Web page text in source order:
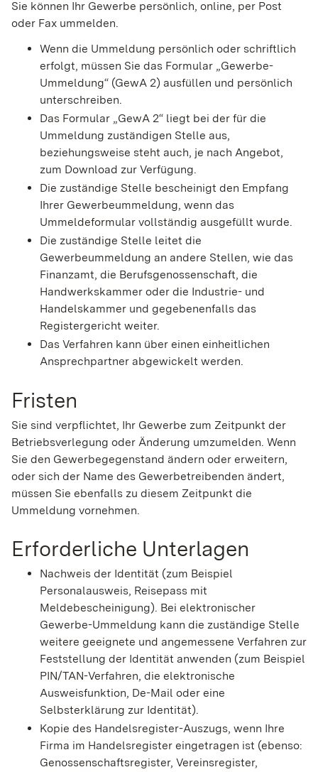
Sie können Ihr Gewerbe persönlich, online, per Post
oder Fax ummelden.
Wenn die Ummeldung persönlich oder schriftlich
erfolgt, müssen Sie das Formular „Gewerbe-
Ummeldung“ (GewA 2) ausfüllen und persönlich
unterschreiben.
Das Formular „GewA 2“ liegt bei der für die
Ummeldung zuständigen Stelle aus,
beziehungsweise steht auch, je nach Angebot,
zum Download zur Verfügung.
Die zuständige Stelle bescheinigt den Empfang
Ihrer Gewerbeummeldung, wenn das
Ummeldeformular vollständig ausgefüllt wurde.
Die zuständige Stelle leitet die
Gewerbeummeldung an andere Stellen, wie das
Finanzamt, die Berufsgenossenschaft, die
Handwerkskammer oder die Industrie- und
Handelskammer und gegebenenfalls das
Registergericht weiter.
Das Verfahren kann über einen einheitlichen
Ansprechpartner abgewickelt werden.
Fristen
Sie sind verpflichtet, Ihr Gewerbe zum Zeitpunkt der
Betriebsverlegung oder Änderung umzumelden. Wenn
Sie den Gewerbegegenstand ändern oder erweitern,
oder sich der Name des Gewerbetreibenden ändert,
müssen Sie ebenfalls zu diesem Zeitpunkt die
Ummeldung vornehmen.
Erforderliche Unterlagen
Nachweis der Identität (zum Beispiel
Personalausweis, Reisepass mit
Meldebescheinigung). Bei elektronischer
Gewerbe-Ummeldung kann die zuständige Stelle
weitere geeignete und angemessene Verfahren zur
Feststellung der Identität anwenden (zum Beispiel
PIN/TAN-Verfahren, die elektronische
Ausweisfunktion, De-Mail oder eine
Selbsterklärung zur Identität).
Kopie des Handelsregister-Auszugs, wenn Ihre
Firma im Handelsregister eingetragen ist (ebenso:
Genossenschaftsregister, Vereinsregister,